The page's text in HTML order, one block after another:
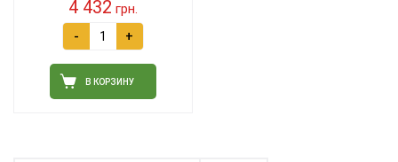
4 432 грн.
- +
В КОРЗИНУ